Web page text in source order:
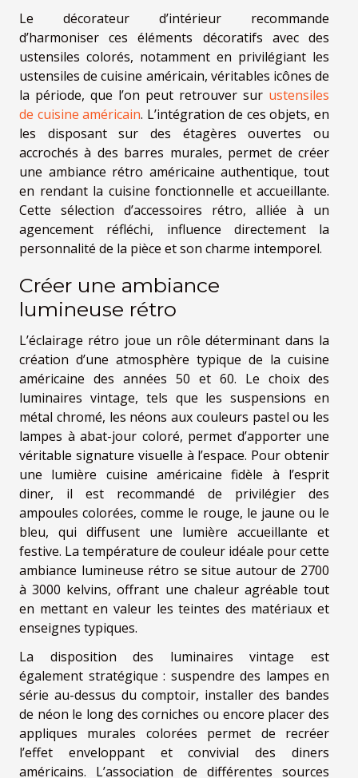
Le décorateur d’intérieur recommande
d’harmoniser ces éléments décoratifs avec des
ustensiles colorés, notamment en privilégiant les
ustensiles de cuisine américain, véritables icônes de
la période, que l’on peut retrouver sur ustensiles
de cuisine américain. L’intégration de ces objets, en
les disposant sur des étagères ouvertes ou
accrochés à des barres murales, permet de créer
une ambiance rétro américaine authentique, tout
en rendant la cuisine fonctionnelle et accueillante.
Cette sélection d’accessoires rétro, alliée à un
agencement réfléchi, influence directement la
personnalité de la pièce et son charme intemporel.
Créer une ambiance
lumineuse rétro
L’éclairage rétro joue un rôle déterminant dans la
création d’une atmosphère typique de la cuisine
américaine des années 50 et 60. Le choix des
luminaires vintage, tels que les suspensions en
métal chromé, les néons aux couleurs pastel ou les
lampes à abat-jour coloré, permet d’apporter une
véritable signature visuelle à l’espace. Pour obtenir
une lumière cuisine américaine fidèle à l’esprit
diner, il est recommandé de privilégier des
ampoules colorées, comme le rouge, le jaune ou le
bleu, qui diffusent une lumière accueillante et
festive. La température de couleur idéale pour cette
ambiance lumineuse rétro se situe autour de 2700
à 3000 kelvins, offrant une chaleur agréable tout
en mettant en valeur les teintes des matériaux et
enseignes typiques.
La disposition des luminaires vintage est
également stratégique : suspendre des lampes en
série au-dessus du comptoir, installer des bandes
de néon le long des corniches ou encore placer des
appliques murales colorées permet de recréer
l’effet enveloppant et convivial des diners
américains. L’association de différentes sources